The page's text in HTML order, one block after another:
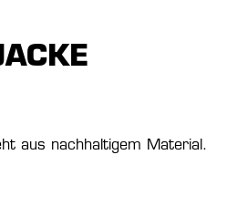
aus nachhaltigem Material.